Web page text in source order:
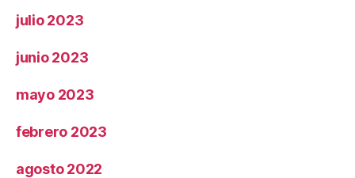
julio 2023
junio 2023
mayo 2023
febrero 2023
agosto 2022